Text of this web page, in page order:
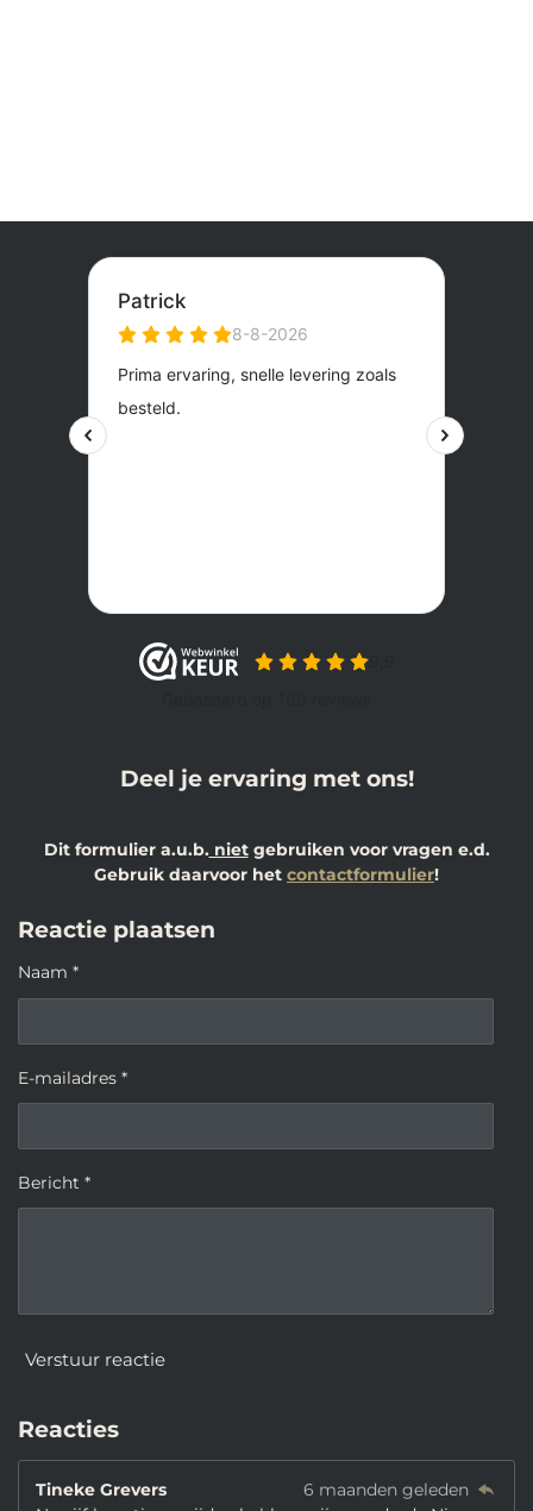
Deel je ervaring met ons!
Dit formulier a.u.b.nietgebruiken voor vragen e.d.
Gebruik daarvoor het contactformulier!
Reactie plaatsen
Naam *
E-mailadres *
Bericht *
Verstuur reactie
Reacties
Tineke Grevers
6 maanden geleden